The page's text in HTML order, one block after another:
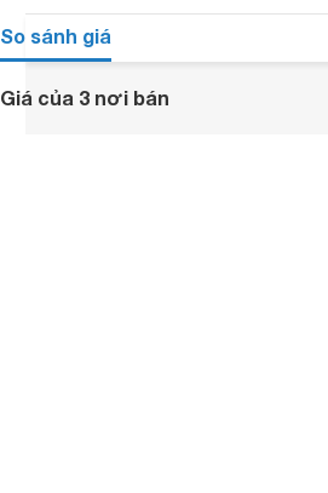
So sánh giá
Giá của 3 nơi bán